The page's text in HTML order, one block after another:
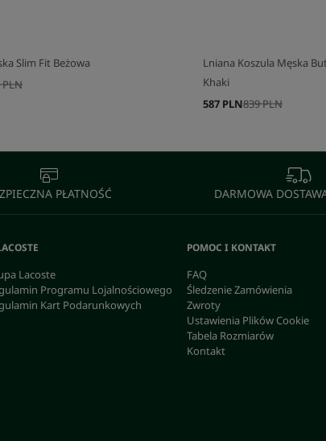
Slim Fit Beżowa
PLN
Lniana Koszula Męska
Khaki
839 PLN
587 PLN
PŁATNOŚĆ DARMOWA
Lacoste
Programu Lojalnościowego
Kart Podarunkowych
POMOC I KONTAKT
FAQ
Śledzenie Zamówienia
Zwroty
Ustawienia Plików Cookie
Tabela Rozmiarów
Kontakt